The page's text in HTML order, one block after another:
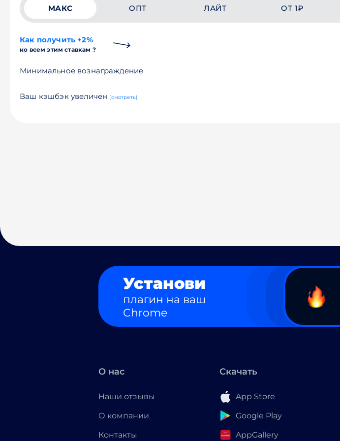
МАКС ОПТ ЛАЙТ ОТ 1₽
Как получить +2%
ко всем этим ставкам ?
Минимальное вознаграждение
Ваш кэшбэк увеличен (смотреть)
Установи
плагин на ваш
Chrome
О нас
Наши отзывы
О компании
Контакты
Скачать
App Store
Google Play
AppGallery